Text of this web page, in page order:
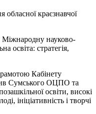
обласної краєзнавчої
Міжнародну науково-
освіта: стратегія,
Кабінету
Сумського ОЦПО та
освіти, високі
ініціативність і творчі